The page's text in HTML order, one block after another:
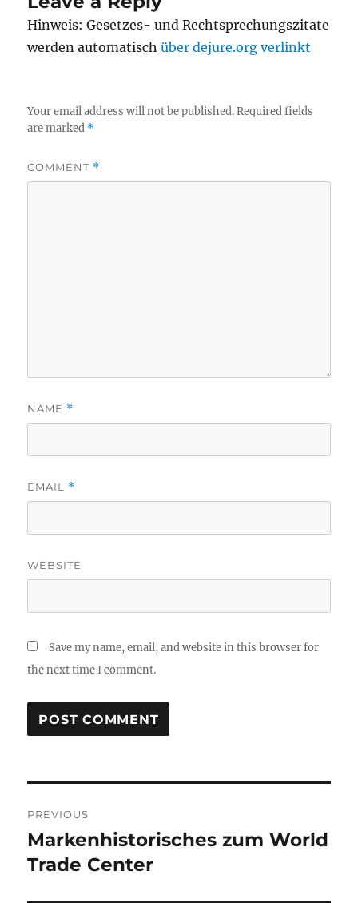
Hinweis: Gesetzes- und Rechtsprechungszitate
werden automatischüber dejure.org verlinkt
Your email address will not be published. Required fields
are marked *
COMMENT *
NAME *
EMAIL *
WEBSITE
Save my name, email, and website in this browser for
the next time I comment.
navigation
PREVIOUS
Previous
post:
Markenhistorisches zum World
Trade Center